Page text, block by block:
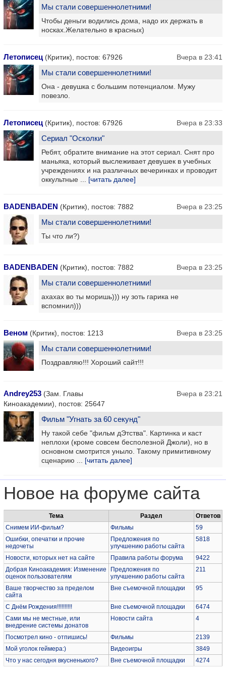
Мы стали совершеннолетними!
Чтобы деньги водились дома, надо их держать в
носках.Желательно в красных)
Летописец (Критик), постов: 67926 Вчера в 23:41
Мы стали совершеннолетними!
Она - девушка с большим потенциалом. Мужу
повезло.
Летописец (Критик), постов: 67926 Вчера в 23:33
Сериал "Осколки"
Ребят, обратите внимание на этот сериал. Снят про
маньяка, который выслеживает девушек в учебных
учреждениях и на различных вечеринках и проводит
оккультные ... [читать далее]
BADENBADEN (Критик), постов: 7882 Вчера в 23:25
Мы стали совершеннолетними!
Ты что ли?)
BADENBADEN (Критик), постов: 7882 Вчера в 23:25
Мы стали совершеннолетними!
ахахах во ты моришь))) ну зоть гарика не
вспомнил)))
Веном (Критик), постов: 1213 Вчера в 23:25
Мы стали совершеннолетними!
Поздравляю!!! Хороший сайт!!!
Andrey253 (Зам. Главы
Киноакадемии), постов: 25647
Вчера в 23:21
Фильм "Угнать за 60 секунд"
Ну такой себе "фильм дЭтства". Картинка и каст
неплохи (кроме совсем бесполезной Джоли), но в
основном смотрится уныло. Такому примитивному
сценарию ... [читать далее]
Новое на форуме сайта
Тема Раздел
Ответов
Снимем ИИ-фильм?
Фильмы
59
Ошибки, опечатки и прочие
недочеты
Предложения по
улучшению работы сайта
5818
Новости, которых нет на сайте Правила работы форума
9422
Добрая Киноакадемия: Изменение
оценок пользователям
Предложения по
улучшению работы сайта
211
Ваше творчество за пределом
сайта
Вне съемочной площадки 95
С Днём Рождения!!!!!!!!!! Вне съемочной площадки
6474
Сами мы не местные, или
внедрение системы донатов
Новости сайта 4
Посмотрел кино - отпишись! Фильмы
2139
Мой уголок геймера:)
Видеоигры
3849
Что у нас сегодня вкусненького?
Вне съемочной площадки 4274